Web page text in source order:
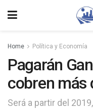
Home Política y Economía
Pagarán
cobren más
Será a partir del